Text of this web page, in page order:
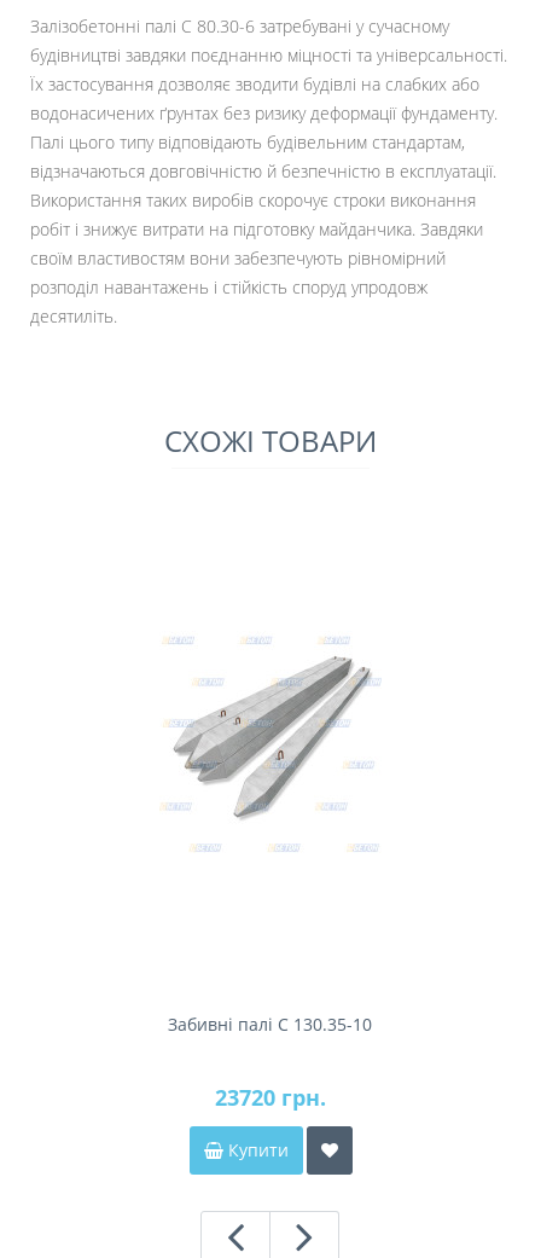
Залізобетонні палі С 80.30-6 затребувані у сучасному
будівництві завдяки поєднанню міцності та універсальності.
Їх застосування дозволяє зводити будівлі на слабких або
водонасичених ґрунтах без ризику деформації фундаменту.
Палі цього типу відповідають будівельним стандартам,
відзначаються довговічністю й безпечністю в експлуатації.
Використання таких виробів скорочує строки виконання
робіт і знижує витрати на підготовку майданчика. Завдяки
своїм властивостям вони забезпечують рівномірний
розподіл навантажень і стійкість споруд упродовж
десятиліть.
СХОЖІ ТОВАРИ
Забивні палі С 130.35-10
23720 грн.
Купити